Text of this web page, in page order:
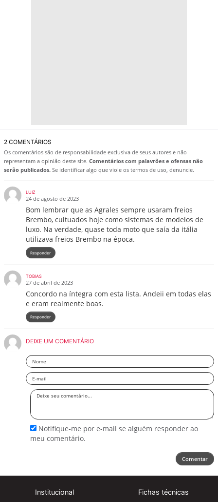
2 COMENTÁRIOS
Os comentários são de responsabilidade exclusiva de seus autores e não
representam a opinião deste site. Comentários com palavrões e ofensas não
serão publicados. Se identificar algo que viole os termos de uso, denuncie.
LUIZ
24 de agosto de 2023
Bom lembrar que as Agrales sempre usaram freios
Brembo, cultuados hoje como sistemas de modelos de
luxo. Na verdade, quase toda moto que saía da itália
utilizava freios Brembo na época.
Responder
TOBIAS
27 de abril de 2023
Concordo na íntegra com esta lista. Andeii em todas elas
e eram realmente boas.
Responder
DEIXE UM COMENTÁRIO
Nome
Email
Deixe
Notifique-me por e-mail se alguém responder ao
meu comentário.
Comentar
Institucional Fichas técnicas